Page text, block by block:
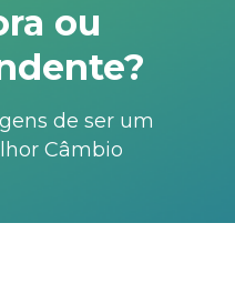
ou
de ser um
Câmbio